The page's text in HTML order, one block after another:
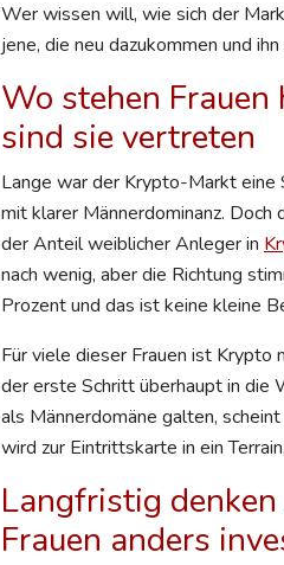
Wer wissen will, wie sich der
jene, die neu dazukommen und
Wo stehen
sind sie vertreten
Lange war der Krypto-Markt eine
mit klarer Männerdominanz.
der Anteil weiblicher Anleger in
nach wenig, aber die Richtung
Prozent und das ist keine kleine
Für viele dieser Frauen ist
der erste Schritt überhaupt in die
als Männerdomäne galten,
wird zur Eintrittskarte in ein
Langfristig
Frauen anders